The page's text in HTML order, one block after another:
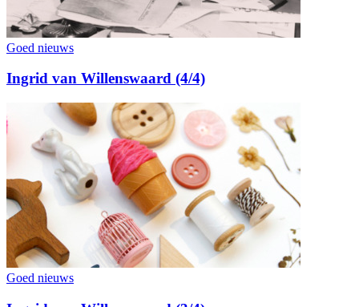
Goed nieuws
Ingrid van Willenswaard (4/4)
Goed nieuws